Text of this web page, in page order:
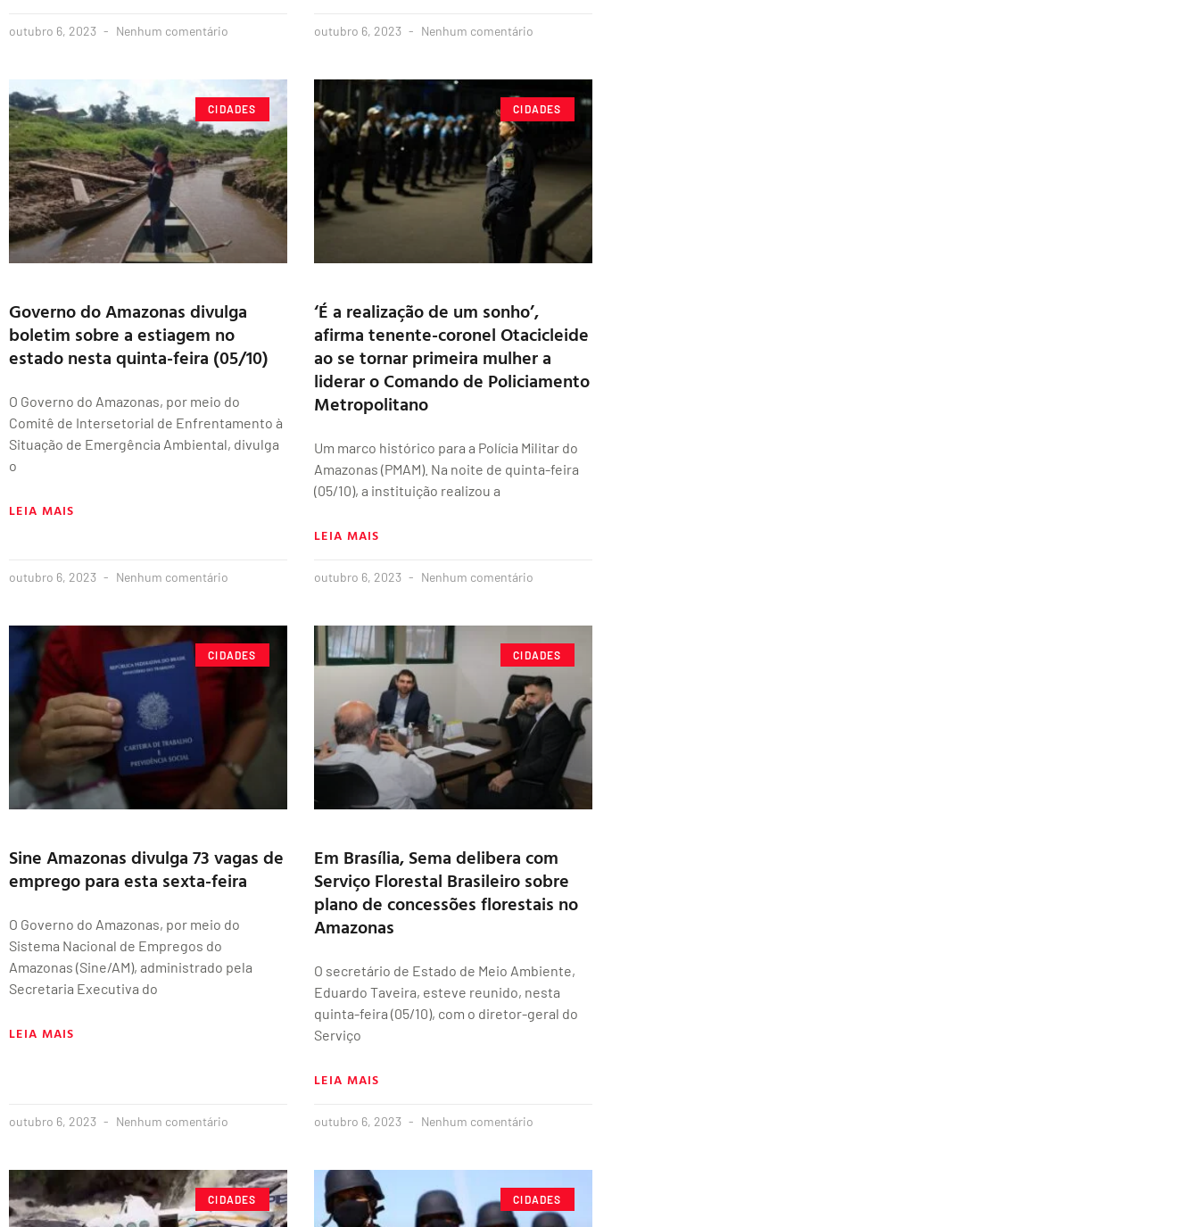
outubro 6, 2023 Nenhum comentário outubro 6, 2023 Nenhum comentário
CIDADES
Governo do Amazonas divulga
boletim sobre a estiagem no
estado nesta quinta-feira (05/10)
O Governo do Amazonas, por meio do
Comitê de Intersetorial de Enfrentamento à
Situação de Emergência Ambiental, divulga
o
LEIA MAIS
outubro 6, 2023 Nenhum comentário
CIDADES
‘É a realização de um sonho’,
afirma tenente-coronel Otacicleide
ao se tornar primeira mulher a
liderar o Comando de Policiamento
Metropolitano
Um marco histórico para a Polícia Militar do
Amazonas (PMAM). Na noite de quinta-feira
(05/10), a instituição realizou a
LEIA MAIS
outubro 6, 2023 Nenhum comentário
CIDADES
Sine Amazonas divulga 73 vagas de
emprego para esta sexta-feira
O Governo do Amazonas, por meio do
Sistema Nacional de Empregos do
Amazonas (Sine/AM), administrado pela
Secretaria Executiva do
LEIA MAIS
outubro 6, 2023 Nenhum comentário
CIDADES
Em Brasília, Sema delibera com
Serviço Florestal Brasileiro sobre
plano de concessões florestais no
Amazonas
O secretário de Estado de Meio Ambiente,
Eduardo Taveira, esteve reunido, nesta
quinta-feira (05/10), com o diretor-geral do
Serviço
LEIA MAIS
outubro 6, 2023 Nenhum comentário
CIDADES CIDADES